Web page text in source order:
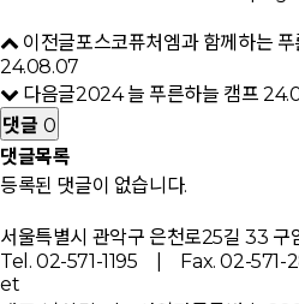
이전글포스코퓨처엠과 함께하는
24.08.07
다음글2024 늘 푸른하늘 캠프
댓글 0
댓글목록
등록된 댓글이 없습니다.
서울특별시 관악구 은천로25길 33 구
Tel. 02-571-1195 | Fax. 02-
et